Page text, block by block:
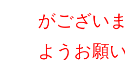
がござい
ようお願